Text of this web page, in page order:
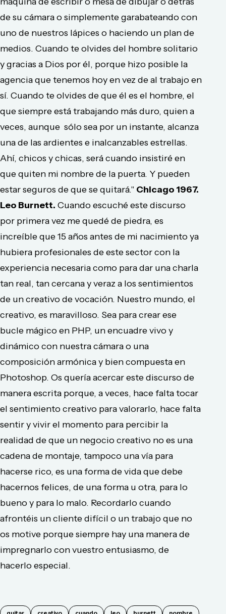
de su cámara o simplemente garabateando con
uno de nuestros lápices o haciendo un plan de
medios. Cuando te olvides del hombre solitario
y gracias a Dios por él, porque hizo posible la
agencia que tenemos hoy en vez de al trabajo en
sí. Cuando te olvides de que él es el hombre, el
que siempre está trabajando más duro, quien a
veces, aunque sólo sea por un instante, alcanza
una de las ardientes e inalcanzables estrellas.
Ahí, chicos y chicas, será cuando insistiré en
que quiten mi nombre de la puerta. Y pueden
estar seguros de que se quitará." Chicago 1967.
Leo Burnett. Cuando escuché este discurso
por primera vez me quedé de piedra, es
increíble que 15 años antes de mi nacimiento ya
hubiera profesionales de este sector con la
experiencia necesaria como para dar una charla
tan real, tan cercana y veraz a los sentimientos
de un creativo de vocación. Nuestro mundo, el
creativo, es maravilloso. Sea para crear ese
bucle mágico en PHP, un encuadre vivo y
dinámico con nuestra cámara o una
composición armónica y bien compuesta en
Photoshop. Os quería acercar este discurso de
manera escrita porque, a veces, hace falta tocar
el sentimiento creativo para valorarlo, hace falta
sentir y vivir el momento para percibir la
realidad de que un negocio creativo no es una
cadena de montaje, tampoco una vía para
hacerse rico, es una forma de vida que debe
hacernos felices, de una forma u otra, para lo
bueno y para lo malo. Recordarlo cuando
afrontéis un cliente difícil o un trabajo que no
os motive porque siempre hay una manera de
impregnarlo con vuestro entusiasmo, de
hacerlo especial.